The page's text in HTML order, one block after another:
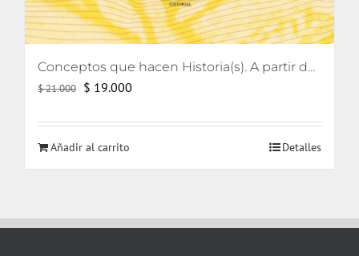
Conceptos que hacen Historia(s). A partir de Reinhart Koselleck
$21.000 El
original
era:
$ 19.000
actual
Añadir al carrito Detalles